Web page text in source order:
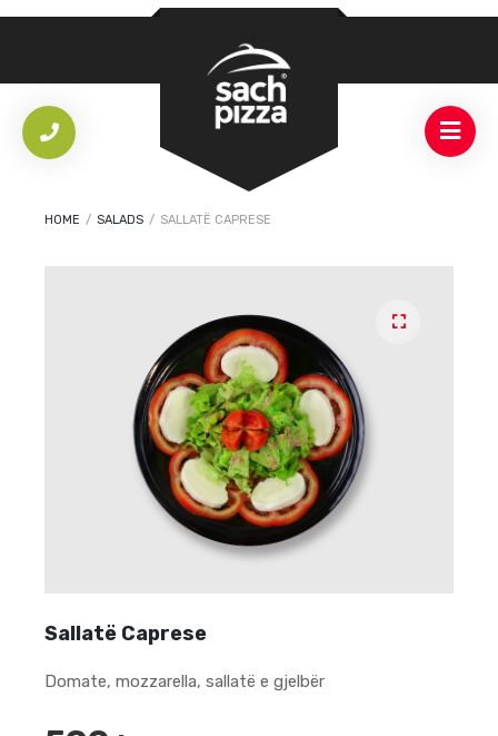
HOME / SALADS / SALLATË CAPRESE
Sallatë Caprese
Domate, mozzarella, sallatë e gjelbër